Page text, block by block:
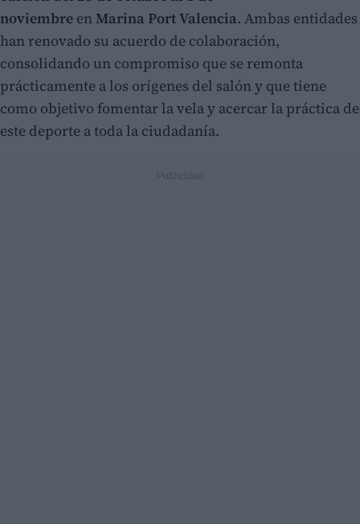
noviembre enMarina Port Valencia. Ambas entidades
han renovado su acuerdo de colaboración,
consolidando un compromiso que se remonta
prácticamente a los orígenes del salón y que tiene
como objetivo fomentar la vela y acercar la práctica de
este deporte a toda la ciudadanía.